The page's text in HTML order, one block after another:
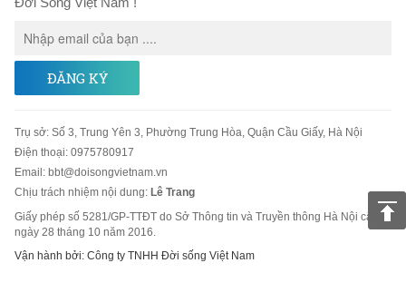
ĐĂNG KÝ
Trụ sở: Số 3, Trung Yên 3, Phường Trung Hòa, Quận Cầu Giấy, Hà Nội
Điện thoại: 0975780917
Email : bbt@doisongvietnam.vn
Chịu trách nhiệm nội dung: Lê Trang
Giấy phép số 5281/GP-TTĐT do Sở Thông tin và Truyền thông Hà Nội cấp
ngày 28 tháng 10 năm 2016.
Vận hành bởi: Công ty TNHH Đời sống Việt Nam